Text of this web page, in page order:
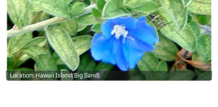
Location: Hawaii Island(Big Iland)